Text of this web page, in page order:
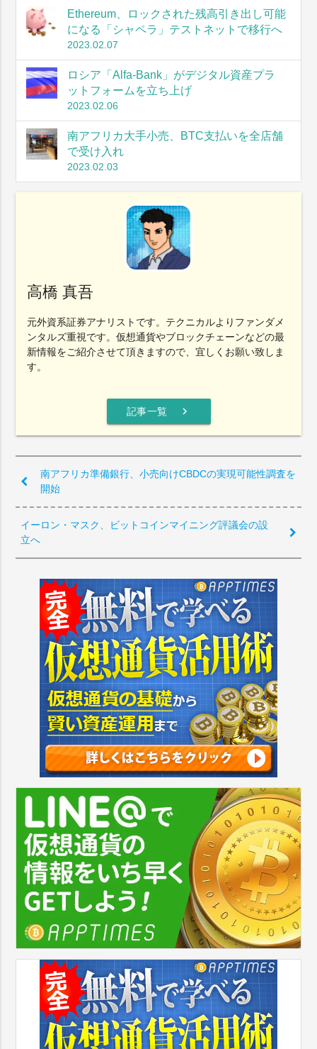
Ethereum、ロックされた残高引き出し可能
になる「シャペラ」テストネットで移行へ
2023.02.07
ロシア「Alfa-Bank」がデジタル資産プラ
ットフォームを立ち上げ
2023.02.06
南アフリカ大手小売、BTC支払いを全店舗
で受け入れ
2023.02.03
高橋 真吾
元外資系証券アナリストです。テクニカルよりファンダメ
ンタルズ重視です。仮想通貨やブロックチェーンなどの最
新情報をご紹介させて頂きますので、宜しくお願い致しま
す。
記事一覧 chevron_right
南アフリカ準備銀行、小売向けCBDCの実現可能性調査を
開始
イーロン・マスク、ビットコインマイニング評議会の設
立へ